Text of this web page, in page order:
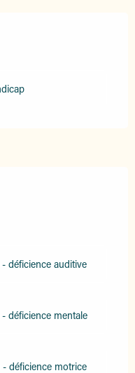
déficience auditive
déficience mentale
déficience motrice